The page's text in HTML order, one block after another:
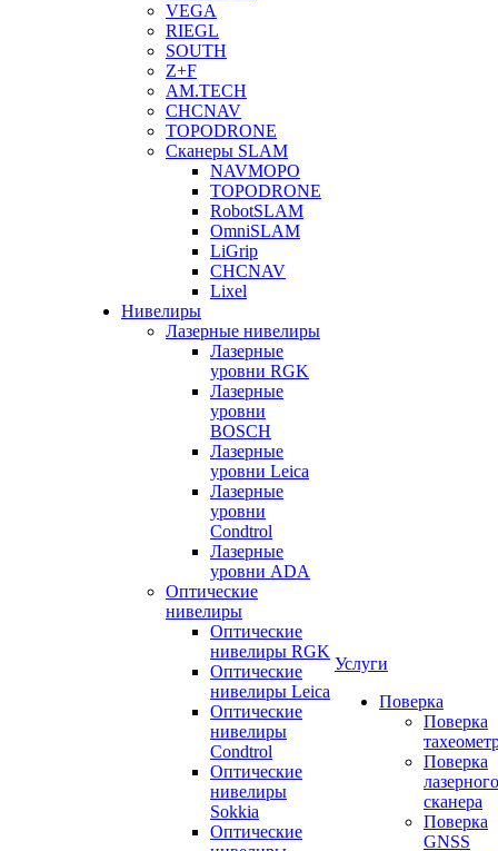
VEGA
RIEGL
SOUTH
Z+F
AM.TECH
CHCNAV
TOPODRONE
Сканеры SLAM
NAVMOPO
TOPODRONE
RobotSLAM
OmniSLAM
LiGrip
CHCNAV
Lixel
Нивелиры
Лазерные нивелиры
Лазерные
уровни RGK
Лазерные
уровни
BOSCH
Лазерные
уровни Leica
Лазерные
уровни
Condtrol
Лазерные
уровни ADA
Оптические
нивелиры
Оптические
нивелиры RGK
Оптические
нивелиры Leica
Оптические
нивелиры
Condtrol
Оптические
нивелиры
Sokkia
Оптические
Услуги
Поверка
Поверка
Поверка
лазерного
сканера
Поверка
GNSS